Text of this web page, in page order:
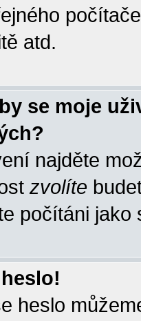
atd.
se moje
najděte
zvolíte
počítáni jako
heslo